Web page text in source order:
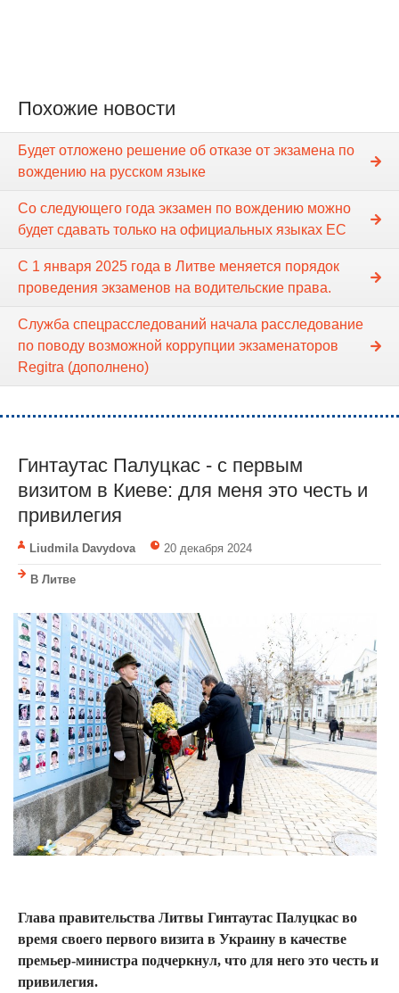
Похожие новости
Будет отложено решение об отказе от экзамена по
вождению на русском языке
Со следующего года экзамен по вождению можно
будет сдавать только на официальных языках ЕС
С 1 января 2025 года в Литве меняется порядок
проведения экзаменов на водительские права.
Служба спецрасследований начала расследование
по поводу возможной коррупции экзаменаторов
Regitra (дополнено)
Гинтаутас Палуцкас - с первым
визитом в Киеве: для меня это честь и
привилегия
Liudmila Davydova 20 декабря 2024
В Литве
Глава правительства Литвы Гинтаутас Палуцкас во
время своего первого визита в Украину в качестве
премьер-министра подчеркнул, что для него это честь и
привилегия.